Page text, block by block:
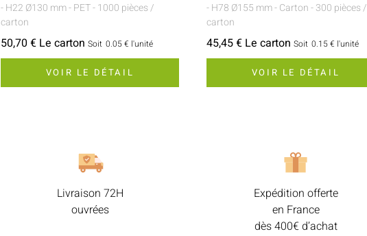
- H22 Ø130 mm- PET- 1000 pièces /
carton
50,70 € Le carton Soit 0.05 € l'unité
VOIR LE DÉTAIL
- H78 Ø155 mm- Carton- 300 pièces /
carton
45,45 € Le carton Soit 0.15 € l'unité
VOIR LE DÉTAIL
Livraison 72H
ouvrées
Expédition offerte
en France
dès 400€ d’achat